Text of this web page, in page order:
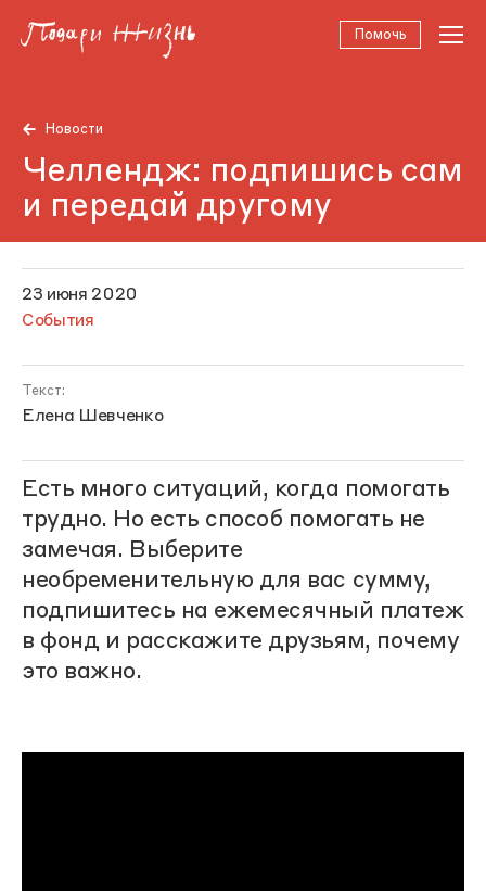
Помочь
Новости
Челлендж: подпишись сам
и передай другому
23 июня 2020
События
Текст:
Елена Шевченко
Есть много ситуаций, когда помогать
трудно. Но есть способ помогать не
замечая. Выберите
необременительную для вас сумму,
подпишитесь на ежемесячный платеж
в фонд и расскажите друзьям, почему
это важно.